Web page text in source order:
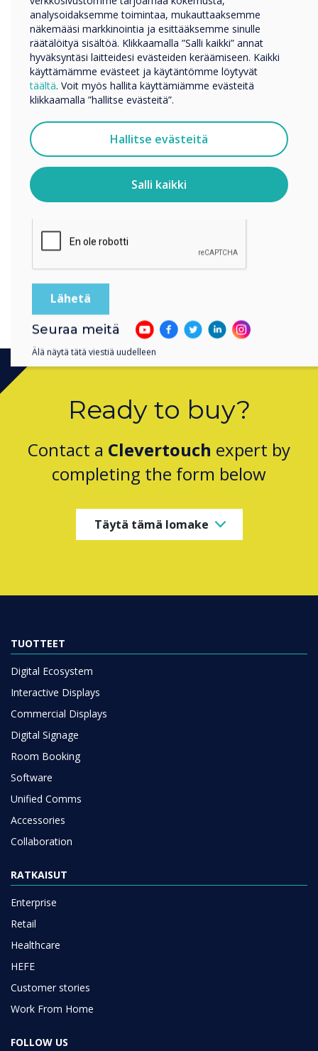
“
Clevertouch Digital Signage
developed an easy to use
platform that has design
templates highlighting
imagery zones."
Ready to buy?
Contact a Clevertouch expert by
completing the form below
Täytä tämä lomake
TUOTTEET
Digital Ecosystem
Interactive Displays
Commercial Displays
Digital Signage
Room Booking
Software
Unified Comms
Accessories
Collaboration
RATKAISUT
Enterprise
Retail
Healthcare
HEFE
Customer stories
Work From Home
FOLLOW US
analysoidaksemme toimintaa, mukauttaaksemme
näkemääsi markkinointia ja esittääksemme sinulle
räätälöityä sisältöä. Klikkaamalla ”Salli kaikki” annat
hyväksyntäsi laitteidesi evästeiden keräämiseen. Kaikki
käyttämämme evästeet ja käytäntömme löytyvät
täältä. Voit myös hallita käyttämiämme evästeitä
klikkaamalla ”hallitse evästeitä”.
Hallitse evästeitä
Salli kaikki
Muut
Yrityksen nimi
Haluamme ottaa sinuun yhteyttä tuotteistamme ja
palveluistamme sähköpostitse, puhelimitse tai postitse.
Suostun vastaanottamaan viestejä Clevertouch.
Tietoja siitä, miten keräämme ja käytämme
henkilötietojasi, ontietosuojaselosteessamme.
Klikkaamalla lähetä annat Clevertouch luvan tallentaa ja
käsitellä antamiasi tietoja.
Seuraa meitä
Älä näytä tätä viestiä uudelleen